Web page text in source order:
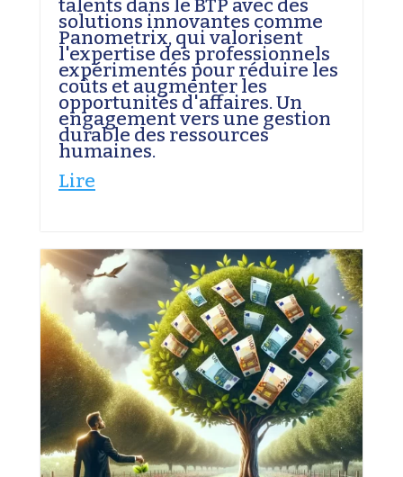
talents dans le BTP avec des
solutions innovantes comme
Panometrix, qui valorisent
l'expertise des professionnels
expérimentés pour réduire les
coûts et augmenter les
opportunités d'affaires. Un
engagement vers une gestion
durable des ressources
humaines.
Lire